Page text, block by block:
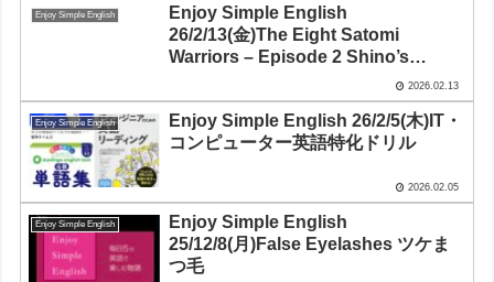
Enjoy Simple English
Enjoy Simple English
26/2/13(金)The Eight Satomi
Warriors – Episode 2 Shino’s
Quest「南総里見八犬伝」第2話 「信
乃の旅」
2026.02.13
Enjoy Simple English
Enjoy Simple English 26/2/5(木)IT・
コンピューター英語特化ドリル
2026.02.05
Enjoy Simple English
Enjoy Simple English
25/12/8(月)False Eyelashes ツケま
つ毛